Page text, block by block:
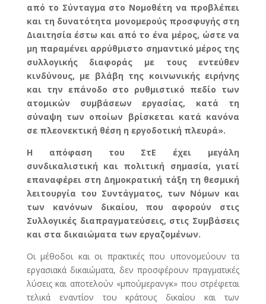
από το Σύνταγμα στο Νομοθέτη να προβλέπει
και τη δυνατότητα μονομερούς προσφυγής στη
Διαιτησία έστω και από το ένα μέρος, ώστε να
μη παραμένει αρρύθμιστο σημαντικό μέρος της
συλλογικής διαφοράς με τους εντεύθεν
κινδύνους, με βλάβη της κοινωνικής ειρήνης
και την επάνοδο στο ρυθμιστικό πεδίο των
ατομικών συμβάσεων εργασίας, κατά τη
σύναψη των οποίων βρίσκεται κατά κανόνα
σε πλεονεκτική θέση η εργοδοτική πλευρά».
Η απόφαση του ΣτΕ έχει μεγάλη
συνδικαλιστική και πολιτική σημασία, γιατί
επαναφέρει στη Δημοκρατική τάξη τη θεσμική
λειτουργία του Συντάγματος, των Νόμων και
των κανόνων δικαίου, που αφορούν στις
Συλλογικές διαπραγματεύσεις, στις Συμβάσεις
και στα δικαιώματα των εργαζομένων.
Οι μέθοδοι και οι πρακτικές που υπονομεύουν τα
εργασιακά δικαιώματα, δεν προσφέρουν πραγματικές
λύσεις και αποτελούν «μπούμερανγκ» που στρέφεται
τελικά εναντίον του κράτους δικαίου και των